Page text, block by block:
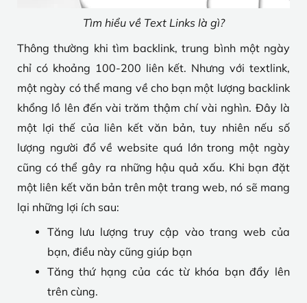
Tìm hiểu về Text Links là gì?
Thông thường khi tìm backlink, trung bình một ngày
chỉ có khoảng 100-200 liên kết. Nhưng với textlink,
một ngày có thể mang về cho bạn một lượng backlink
khổng lồ lên đến vài trăm thậm chí vài nghìn. Đây là
một lợi thế của liên kết văn bản, tuy nhiên nếu số
lượng người đổ về website quá lớn trong một ngày
cũng có thể gây ra những hậu quả xấu. Khi bạn đặt
một liên kết văn bản trên một trang web, nó sẽ mang
lại những lợi ích sau:
Tăng lưu lượng truy cập vào trang web của
bạn, điều này cũng giúp bạn
Tăng thứ hạng của các từ khóa bạn đẩy lên
trên cùng.